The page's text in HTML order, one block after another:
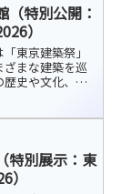
（特別公開：
）
東京建築祭」
まな建築を巡
史や文化、
を拡大。2026
加わり、過去
の建築が参加し
特別展示：東
）